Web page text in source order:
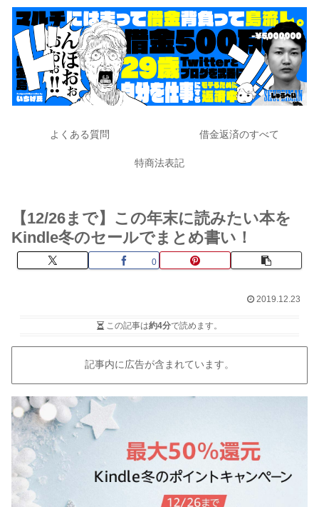
よくある質問 借金返済のすべて
特商法表記
【12/26まで】この年末に読みたい本を
Kindle冬のセールでまとめ書い！
0
2019.12.23
この記事は約4分で読めます。
記事内に広告が含まれています。